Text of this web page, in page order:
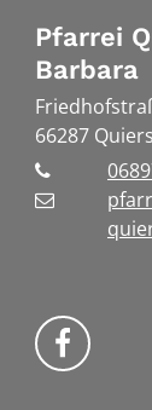
Pfarrei
Barbara
66287